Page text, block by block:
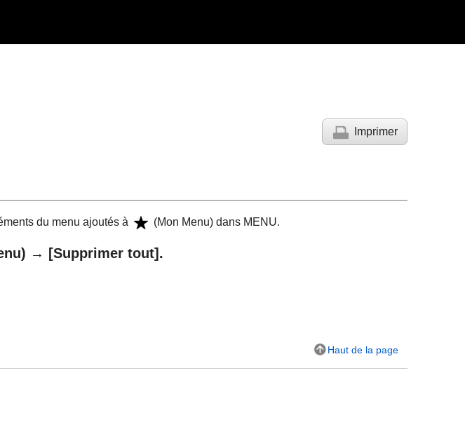
Imprimer
du menu ajoutés à (Mon Menu) dans MENU.
) → [Supprimer tout] .
Haut de la page